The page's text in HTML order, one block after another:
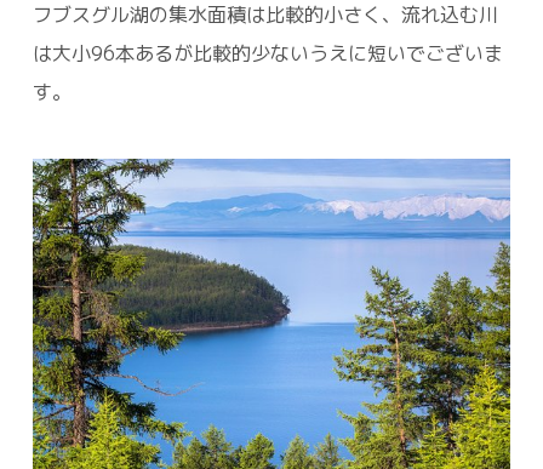
フブスグル湖の集水面積は比較的小さく、流れ込む川
は大小96本あるが比較的少ないうえに短いでございま
す。